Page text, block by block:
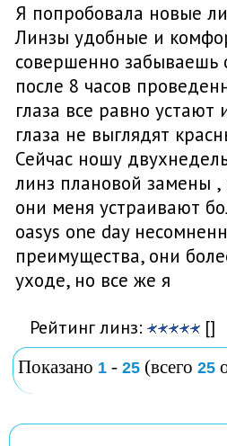
Я попробовала новые
Линзы удобные и
совершенно забываешь
после 8 часов
глаза все равно устают
глаза не выглядят
Сейчас ношу
линз плановой замены ,
они меня устраивают
oasys one day
преимущества, они
уходе, но все же я
Рейтинг линз: []
Показано 1 - 25 (всего 25